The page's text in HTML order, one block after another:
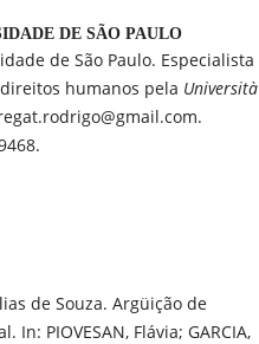
DE SÃO PAULO
de São Paulo. Especialista
humanos pela Università
de Souza. Argüição de
PIOVESAN, Flávia; GARCIA,